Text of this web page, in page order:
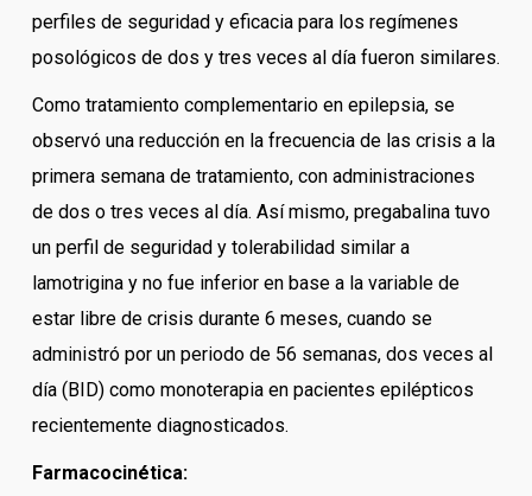
perfiles de seguridad y eficacia para los regímenes
posológicos de dos y tres veces al día fueron similares.
Como tratamiento complementario en epilepsia, se
observó una reducción en la frecuencia de las crisis a la
primera semana de tratamiento, con administraciones
de dos o tres veces al día. Así mismo, pregabalina tuvo
un perfil de seguridad y tolerabilidad similar a
lamotrigina y no fue inferior en base a la variable de
estar libre de crisis durante 6 meses, cuando se
administró por un periodo de 56 semanas, dos veces al
día (BID) como monoterapia en pacientes epilépticos
recientemente diagnosticados.
Farmacocinética: